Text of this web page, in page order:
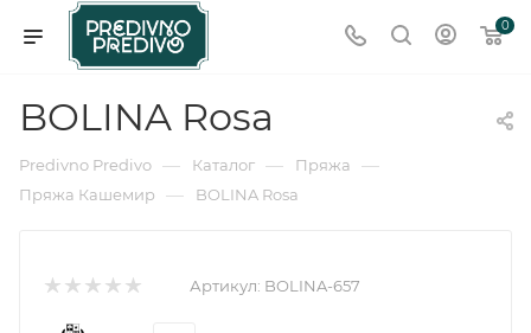
0
BOLINA Rosa
Predivno Predivo — Каталог — Пряжа —
Пряжа Кашемир — BOLINA Rosa
Артикул: BOLINA-657